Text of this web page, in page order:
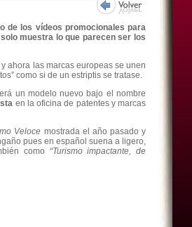
de los vídeos promocionales para
muestra lo que parecen ser los
ahora las marcas europeas se unen
como si de un estriptis se tratase.
un modelo nuevo bajo el nombre
en la oficina de patentes y marcas
Veloce mostrada el año pasado y
pues en español suena a ligero,
como “Turismo impactante, de